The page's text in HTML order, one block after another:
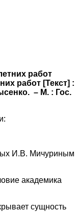
работ [Текст] :
– М. : Гос.
И.В. Мичуриным
академика
сущность